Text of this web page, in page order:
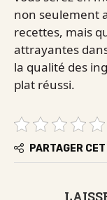
non seulement
recettes, mais
attrayantes
la qualité des
plat réussi.
PARTAGER